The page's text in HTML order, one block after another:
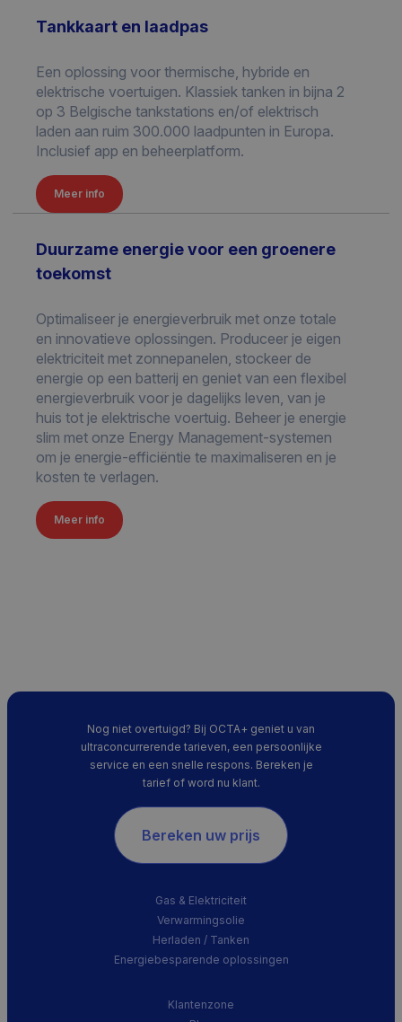
Tankkaart en laadpas
Een oplossing voor thermische, hybride en
elektrische voertuigen. Klassiek tanken in bijna 2
op 3 Belgische tankstations en/of elektrisch
laden aan ruim 300.000 laadpunten in Europa.
Inclusief app en beheerplatform.
Meer info
Duurzame energie voor een groenere
toekomst
Optimaliseer je energieverbruik met onze totale
en innovatieve oplossingen. Produceer je eigen
elektriciteit met zonnepanelen, stockeer de
energie op een batterij en geniet van een flexibel
energieverbruik voor je dagelijks leven, van je
huis tot je elektrische voertuig. Beheer je energie
slim met onze Energy Management-systemen
om je energie-efficiëntie te maximaliseren en je
kosten te verlagen.
Meer info
Nog niet overtuigd? Bij OCTA+ geniet u van
ultraconcurrerende tarieven, een persoonlijke
service en een snelle respons. Bereken je
tarief of word nu klant.
Bereken uw prijs
Gas & Elektriciteit
Verwarmingsolie
Herladen / Tanken
Energiebesparende oplossingen
Klantenzone